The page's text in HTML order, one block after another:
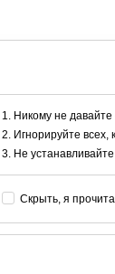
Никому не
Игнорируйте всех,
Не
Скрыть, я